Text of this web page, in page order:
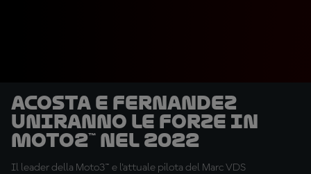
Acosta e Fernandez
uniranno le forze in
Moto2™ nel 2022
Il leader della Moto3™ e l'attuale pilota del Marc VDS